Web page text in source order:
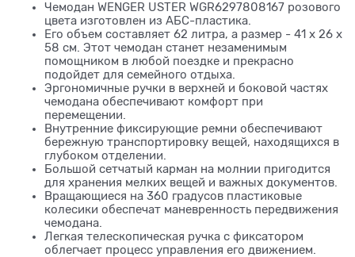
Чемодан WENGER USTER WGR6297808167 розового
цвета изготовлен из АБС-пластика.
Его объем составляет 62 литра, а размер - 41 x 26 x
58 см. Этот чемодан станет незаменимым
помощником в любой поездке и прекрасно
подойдет для семейного отдыха.
Эргономичные ручки в верхней и боковой частях
чемодана обеспечивают комфорт при
перемещении.
Внутренние фиксирующие ремни обеспечивают
бережную транспортировку вещей, находящихся в
глубоком отделении.
Большой сетчатый карман на молнии пригодится
для хранения мелких вещей и важных документов.
Вращающиеся на 360 градусов пластиковые
колесики обеспечат маневренность передвижения
чемодана.
Легкая телескопическая ручка с фиксатором
облегчает процесс управления его движением.